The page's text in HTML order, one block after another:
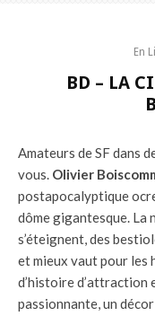
En
BD – LA
Amateurs de SF dans
vous. Olivier
postapocalyptique
dôme gigantesque. La
s’éteignent, des
et mieux vaut pour les
d’histoire d’attraction
passionnante, un